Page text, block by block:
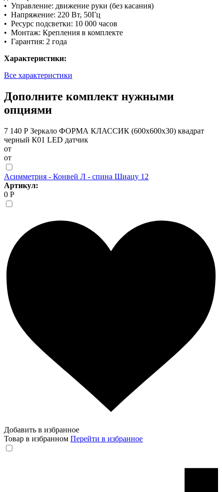
• Управление: движение руки (без касания)
• Напряжение: 220 Вт, 50Гц
• Ресурс подсветки: 10 000 часов
• Монтаж: Крепления в комплекте
• Гарантия: 2 года
Характеристики:
Все характеристики
Дополните комплект нужными
опциями
7 140 Р Зеркало ФОРМА КЛАССИК (600х600х30) квадрат
черный К01 LED датчик
от
от
Асимметрия - Конвей Л - спина Шиацу 12
Артикул:
0 Р
Добавить в избранное
Товар в избранном Перейти в избранное